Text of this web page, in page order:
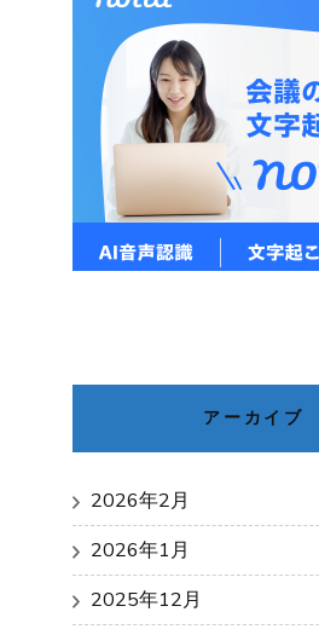
アーカイブ
2026年2月
2026年1月
2025年12月